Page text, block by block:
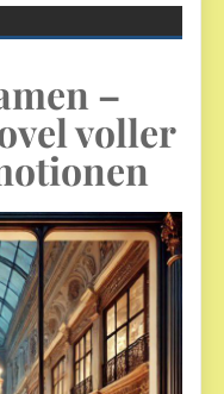
–
voller